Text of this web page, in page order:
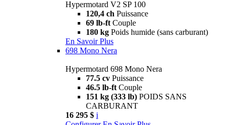
Hypermotard V2 SP 100
120,4 ch Puissance
69 lb-ft Couple
180 kg Poids humide (sans carburant)
En Savoir Plus
698 Mono Nera
Hypermotard 698 Mono Nera
77.5 cv Puissance
46.5 lb-ft Couple
151 kg (333 lb) POIDS SANS
CARBURANT
16 295 $ i